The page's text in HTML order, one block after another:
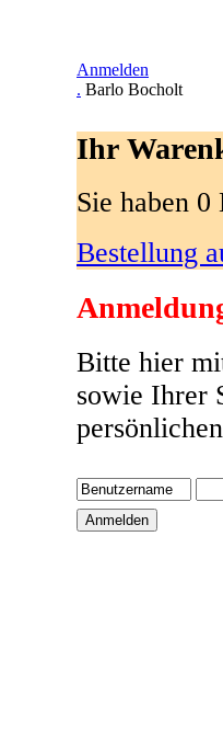
Anmelden
. Barlo Bocholt
Ihr
Sie haben
Bestellung
Bitte hier
sowie Ihrer